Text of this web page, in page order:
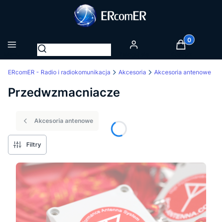
Otwórz wyszukiwarkę Produkty w
ERcomER - Radio i radiokomunikacja Akcesoria Akcesoria antenowe
Przedwzmacniacze
Akcesoria antenowe
Filtry